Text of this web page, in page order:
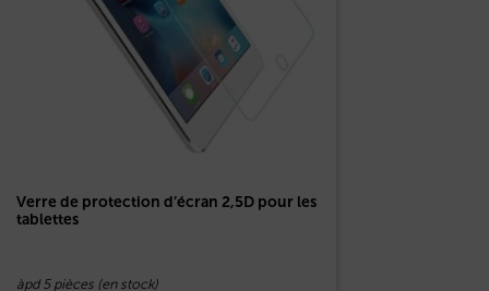
Verre de protection d’écran 2,5D pour les
tablettes
àpd 5 pièces (en stock)